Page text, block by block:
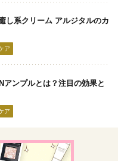
し系クリーム アルジタルのカ
ア
アンプルとは？注目の効果と
ア